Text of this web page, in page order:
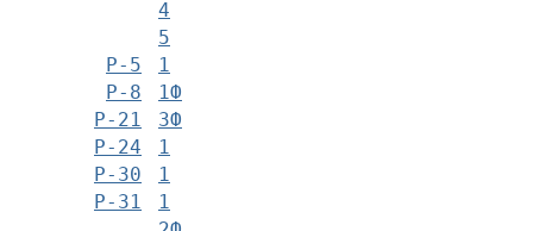
4
5
Р-5
Р-8
1
Р-21
1Ф
3Ф
Р-24
1
Р-30
1
Р-31
1